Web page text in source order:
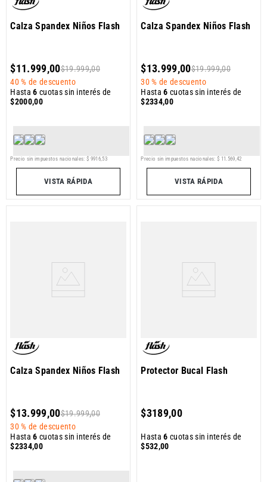
Calza Spandex Niños Flash
$11.999,00$19.999,00
40 % de descuento
Hasta6 cuotas sin interés de
$2000,00
Precio sin impuestos nacionales: $ 9916,53
VISTA RÁPIDA
Calza Spandex Niños Flash
$13.999,00$19.999,00
30 % de descuento
Hasta6 cuotas sin interés de
$2334,00
Precio sin impuestos nacionales: $ 11.569,42
VISTA RÁPIDA
Calza Spandex Niños Flash
$13.999,00$19.999,00
30 % de descuento
Hasta6 cuotas sin interés de
$2334,00
Protector Bucal Flash
$3189,00
Hasta6 cuotas sin interés de
$532,00